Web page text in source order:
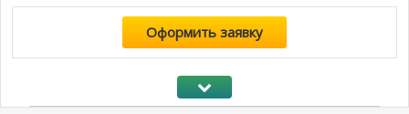
Оформить заявку